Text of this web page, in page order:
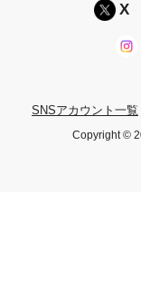
X
SNSアカウント一覧
Copyright ©